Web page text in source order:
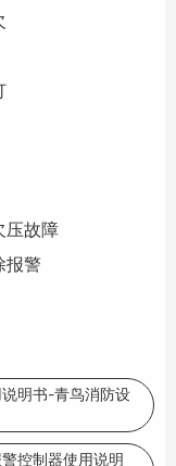
压故障
报警
明书-青鸟消防设
控制器使用说明